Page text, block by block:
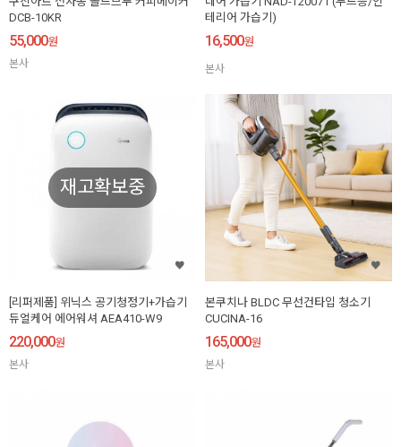
DCB-10KR
55,000원
본사
테리어 가습기)
16,500원
본사
재고확보중
[리퍼제품] 위닉스 공기청정기+가습기
듀얼케어 에어워셔 AEA410-W9
220,000원
본사
본쿠치나 BLDC 무선건타입 청소기
CUCINA-16
165,000원
본사